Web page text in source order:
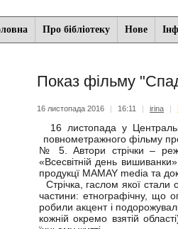
Про бібліотеку Нове
Показ фільму
16 листопада 2016 | 16:11 | irina |
16 листопада у
повнометражного фільму
№ 5. Автори стрічки –
«Всесвітній день
продукцї MAMAY media та
Стрічка, гаслом якої
частини: етнографічну, що
робили акцент і
кожній окремо взятій